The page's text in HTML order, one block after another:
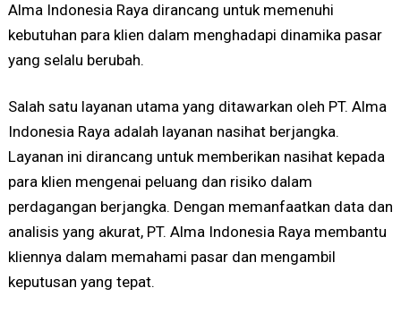
Alma Indonesia Raya dirancang untuk memenuhi
kebutuhan para klien dalam menghadapi dinamika pasar
yang selalu berubah.
Salah satu layanan utama yang ditawarkan oleh PT. Alma
Indonesia Raya adalah layanan nasihat berjangka.
Layanan ini dirancang untuk memberikan nasihat kepada
para klien mengenai peluang dan risiko dalam
perdagangan berjangka. Dengan memanfaatkan data dan
analisis yang akurat, PT. Alma Indonesia Raya membantu
kliennya dalam memahami pasar dan mengambil
keputusan yang tepat.